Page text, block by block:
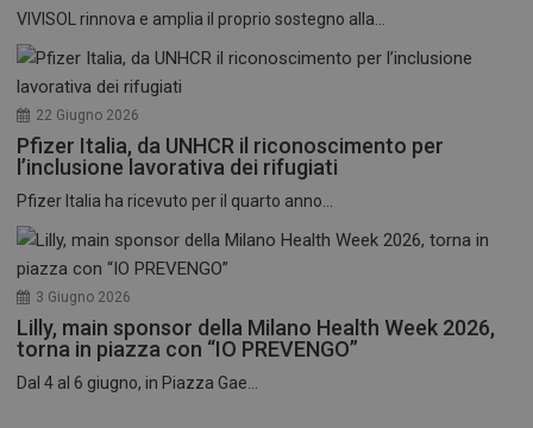
VIVISOL rinnova e amplia il proprio sostegno alla...
22 Giugno 2026
Pfizer Italia, da UNHCR il riconoscimento per
l’inclusione lavorativa dei rifugiati
Pfizer Italia ha ricevuto per il quarto anno...
3 Giugno 2026
Lilly, main sponsor della Milano Health Week 2026,
torna in piazza con “IO PREVENGO”
Dal 4 al 6 giugno, in Piazza Gae...